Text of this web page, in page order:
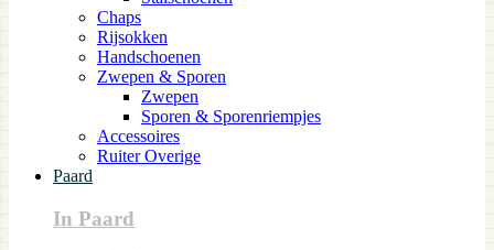
Chaps
Rijsokken
Handschoenen
Zwepen & Sporen
Zwepen
Sporen & Sporenriempjes
Accessoires
Ruiter Overige
Paard
In Paard